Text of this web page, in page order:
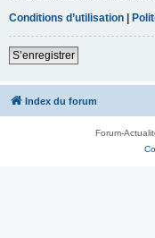
Conditions d’utilisation |
S’enregistrer
Index du forum
Forum-